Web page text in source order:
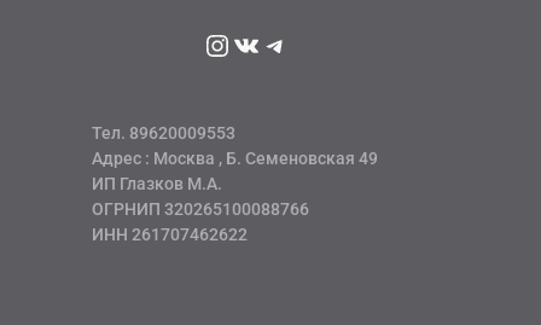
товара.
Instagram
Тел. 89620009553
Адрес : Москва , Б. Семеновская 49
ИП Глазков М.А.
ОГРНИП 320265100088766
ИНН 261707462622